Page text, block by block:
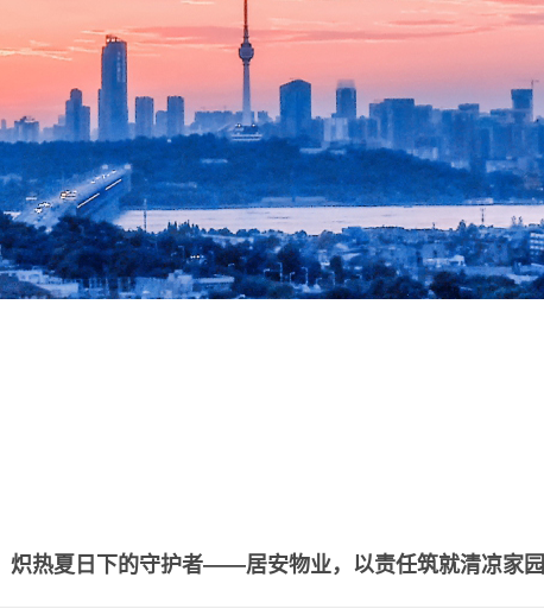
炽热夏日下的守护者——居安物业，以责任筑就清凉家园